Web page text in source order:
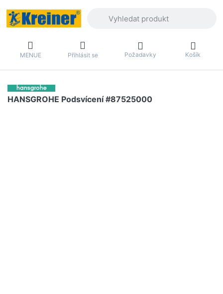
MENUE Přihlásit se Požadavky Košík
HANSGROHE Podsvícení #87525000